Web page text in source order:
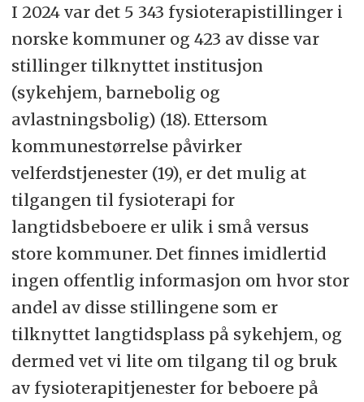
I 2024 var det 5 343 fysioterapistillinger i
norske kommuner og 423 av disse var
stillinger tilknyttet institusjon
(sykehjem, barnebolig og
avlastningsbolig) (18). Ettersom
kommunestørrelse påvirker
velferdstjenester (19), er det mulig at
tilgangen til fysioterapi for
langtidsbeboere er ulik i små versus
store kommuner. Det finnes imidlertid
ingen offentlig informasjon om hvor stor
andel av disse stillingene som er
tilknyttet langtidsplass på sykehjem, og
dermed vet vi lite om tilgang til og bruk
av fysioterapitjenester for beboere på